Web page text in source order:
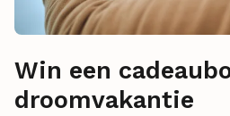
Win een
droomvakantie